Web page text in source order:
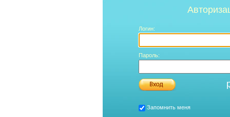
Логин:
Пароль:
Запомнить меня